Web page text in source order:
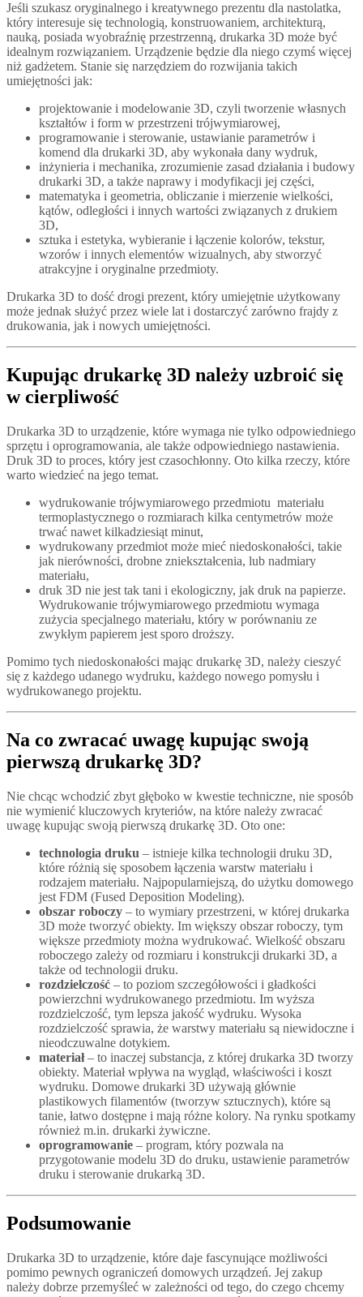
Jeśli szukasz oryginalnego i kreatywnego prezentu dla nastolatka,
który interesuje się technologią, konstruowaniem, architekturą,
nauką, posiada wyobraźnię przestrzenną, drukarka 3D może być
idealnym rozwiązaniem. Urządzenie będzie dla niego czymś więcej
niż gadżetem. Stanie się narzędziem do rozwijania takich
umiejętności jak:
projektowanie i modelowanie 3D, czyli tworzenie własnych
kształtów i form w przestrzeni trójwymiarowej,
programowanie i sterowanie, ustawianie parametrów i
komend dla drukarki 3D, aby wykonała dany wydruk,
inżynieria i mechanika, zrozumienie zasad działania i budowy
drukarki 3D, a także naprawy i modyfikacji jej części,
matematyka i geometria, obliczanie i mierzenie wielkości,
kątów, odległości i innych wartości związanych z drukiem
3D,
sztuka i estetyka, wybieranie i łączenie kolorów, tekstur,
wzorów i innych elementów wizualnych, aby stworzyć
atrakcyjne i oryginalne przedmioty.
Drukarka 3D to dość drogi prezent, który umiejętnie użytkowany
może jednak służyć przez wiele lat i dostarczyć zarówno frajdy z
drukowania, jak i nowych umiejętności.
Kupując drukarkę 3D należy uzbroić się
w cierpliwość
Drukarka 3D to urządzenie, które wymaga nie tylko odpowiedniego
sprzętu i oprogramowania, ale także odpowiedniego nastawienia.
Druk 3D to proces, który jest czasochłonny. Oto kilka rzeczy, które
warto wiedzieć na jego temat.
wydrukowanie trójwymiarowego przedmiotu materiału
termoplastycznego o rozmiarach kilka centymetrów może
trwać nawet kilkadziesiąt minut,
wydrukowany przedmiot może mieć niedoskonałości, takie
jak nierówności, drobne zniekształcenia, lub nadmiary
materiału,
druk 3D nie jest tak tani i ekologiczny, jak druk na papierze.
Wydrukowanie trójwymiarowego przedmiotu wymaga
zużycia specjalnego materiału, który w porównaniu ze
zwykłym papierem jest sporo droższy.
Pomimo tych niedoskonałości mając drukarkę 3D, należy cieszyć
się z każdego udanego wydruku, każdego nowego pomysłu i
wydrukowanego projektu.
Na co zwracać uwagę kupując swoją
pierwszą drukarkę 3D?
Nie chcąc wchodzić zbyt głęboko w kwestie techniczne, nie sposób
nie wymienić kluczowych kryteriów, na które należy zwracać
uwagę kupując swoją pierwszą drukarkę 3D. Oto one:
technologia druku – istnieje kilka technologii druku 3D,
które różnią się sposobem łączenia warstw materiału i
rodzajem materiału. Najpopularniejszą, do użytku domowego
jest FDM (Fused Deposition Modeling).
obszar roboczy – to wymiary przestrzeni, w której drukarka
3D może tworzyć obiekty. Im większy obszar roboczy, tym
większe przedmioty można wydrukować. Wielkość obszaru
roboczego zależy od rozmiaru i konstrukcji drukarki 3D, a
także od technologii druku.
rozdzielczość – to poziom szczegółowości i gładkości
powierzchni wydrukowanego przedmiotu. Im wyższa
rozdzielczość, tym lepsza jakość wydruku. Wysoka
rozdzielczość sprawia, że warstwy materiału są niewidoczne i
nieodczuwalne dotykiem.
materiał– to inaczej substancja, z której drukarka 3D tworzy
obiekty. Materiał wpływa na wygląd, właściwości i koszt
wydruku. Domowe drukarki 3D używają głównie
plastikowych filamentów (tworzyw sztucznych), które są
tanie, łatwo dostępne i mają różne kolory. Na rynku spotkamy
również m.in. drukarki żywiczne.
oprogramowanie – program, który pozwala na
przygotowanie modelu 3D do druku, ustawienie parametrów
druku i sterowanie drukarką 3D.
Podsumowanie
Drukarka 3D to urządzenie, które daje fascynujące możliwości
pomimo pewnych ograniczeń domowych urządzeń. Jej zakup
należy dobrze przemyśleć w zależności od tego, do czego chcemy